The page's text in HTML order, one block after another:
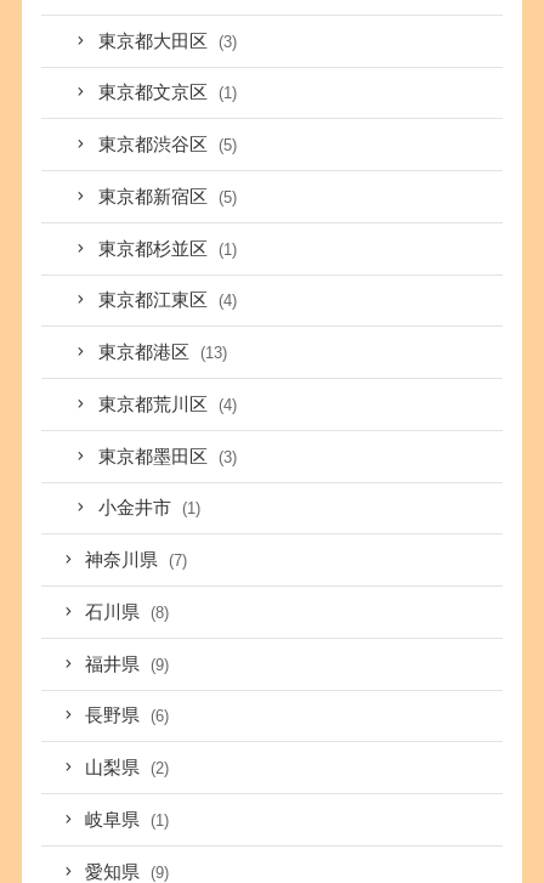
東京都大田区 (3)
東京都文京区 (1)
東京都渋谷区 (5)
東京都新宿区 (5)
東京都杉並区 (1)
東京都江東区 (4)
東京都港区 (13)
東京都荒川区 (4)
東京都墨田区 (3)
小金井市 (1)
神奈川県 (7)
石川県 (8)
福井県 (9)
長野県 (6)
山梨県 (2)
岐阜県 (1)
愛知県 (9)